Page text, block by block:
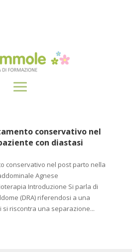
conservativo nel
con diastasi
conservativo nel post parto nella
Agnese
Introduzione Si parla di
(DRA) riferendosi a una
si riscontra una separazione...